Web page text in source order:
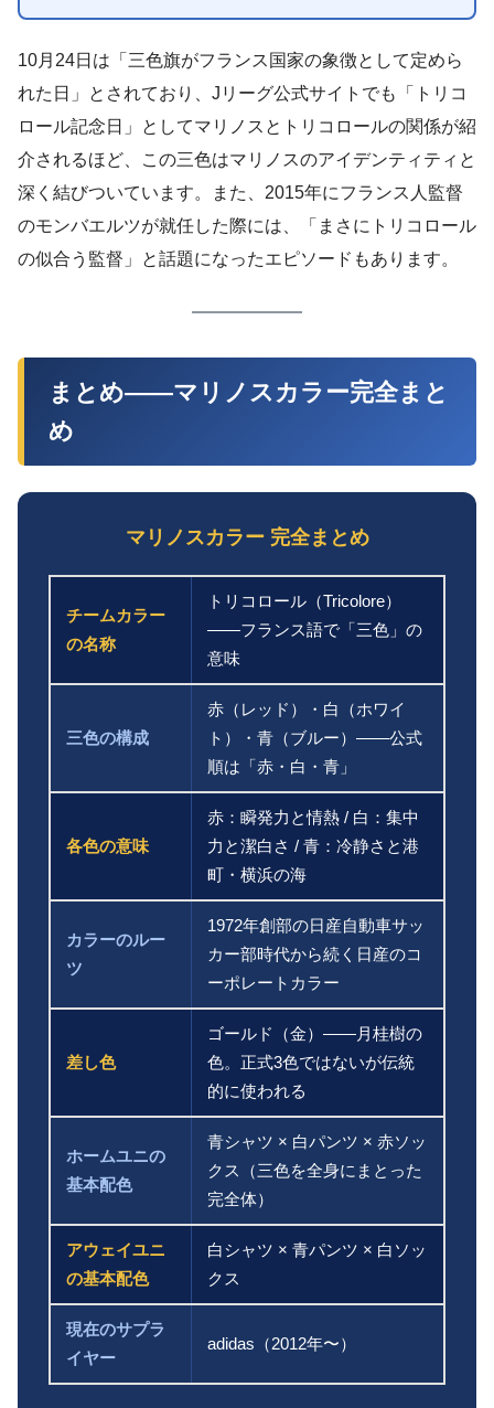
10月24日は「三色旗がフランス国家の象徴として定めら
れた日」とされており、Jリーグ公式サイトでも「トリコ
ロール記念日」としてマリノスとトリコロールの関係が紹
介されるほど、この三色はマリノスのアイデンティティと
深く結びついています。また、2015年にフランス人監督
のモンバエルツが就任した際には、「まさにトリコロール
の似合う監督」と話題になったエピソードもあります。
まとめ——マリノスカラー完全まと
め
マリノスカラー 完全まとめ
チームカラー
の名称
トリコロール（Tricolore）
——フランス語で「三色」の
意味
三色の構成
赤（レッド）・白（ホワイ
ト）・青（ブルー）——公式
順は「赤・白・青」
各色の意味
赤：瞬発力と情熱 / 白：集中
力と潔白さ / 青：冷静さと港
町・横浜の海
カラーのルー
ツ
1972年創部の日産自動車サッ
カー部時代から続く日産のコ
ーポレートカラー
差し色
ゴールド（金）——月桂樹の
色。正式3色ではないが伝統
的に使われる
ホームユニの
基本配色
青シャツ × 白パンツ × 赤ソッ
クス（三色を全身にまとった
完全体）
アウェイユニ
の基本配色
白シャツ × 青パンツ × 白ソッ
クス
現在のサプラ
イヤー
adidas（2012年〜）